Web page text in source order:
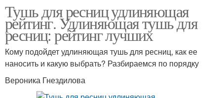
Тушь для ресниц удлиняющая
рейтинг. Удлиняющая тушь для
ресниц: рейтинг лучших
Кому подойдет удлиняющая тушь для ресниц, как ее
наносить и какую выбрать? Разбираемся по порядку
Вероника Гнездилова